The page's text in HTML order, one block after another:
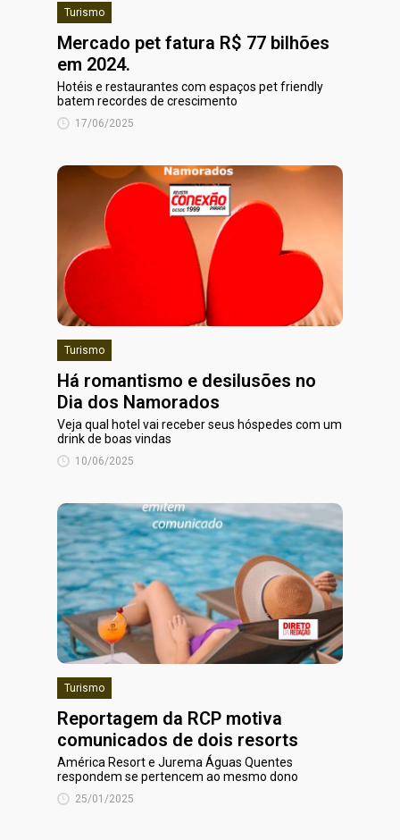
Turismo
Mercado pet fatura R$ 77 bilhões
em 2024.
Hotéis e restaurantes com espaços pet friendly
batem recordes de crescimento
17/06/2025
Turismo
Há romantismo e desilusões no
Dia dos Namorados
Veja qual hotel vai receber seus hóspedes com um
drink de boas vindas
10/06/2025
Turismo
Reportagem da RCP motiva
comunicados de dois resorts
América Resort e Jurema Águas Quentes
respondem se pertencem ao mesmo dono
25/01/2025